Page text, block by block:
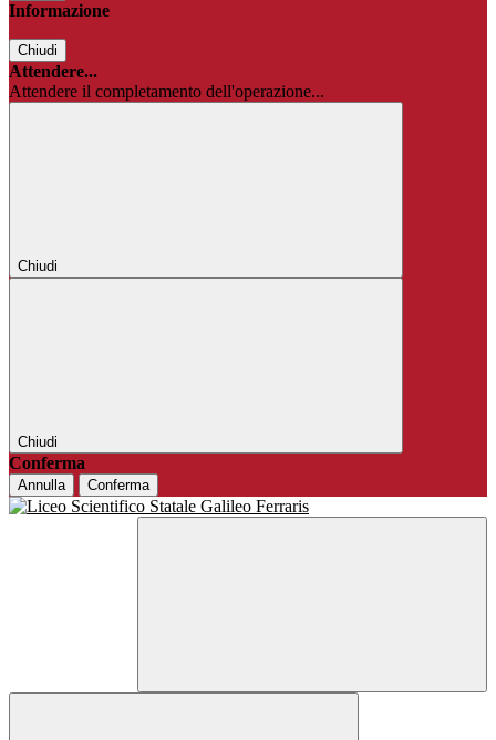
Informazione
Chiudi
Attendere...
Attendere il completamento dell'operazione...
Chiudi
Chiudi
Conferma
Annulla Conferma